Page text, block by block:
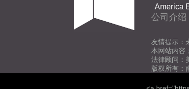
America
公司介绍
友情提示：
本网站内容
法律顾问：
版权所有：